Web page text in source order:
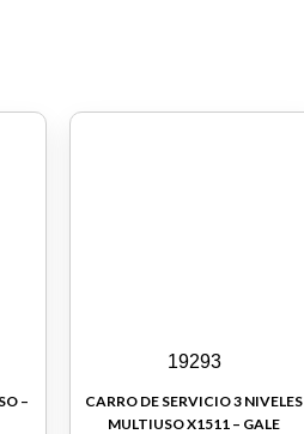
–
19293
CARRO DE SERVICIO 3 NIVELES
MULTIUSO X1511 – GALE